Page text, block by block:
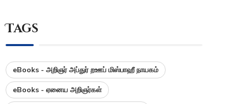
Tags
eBooks - அறிஞர் அப்துர் றஊப் மிஸ்பாஹீ நாயகம்
eBooks - ஏனைய அறிஞர்கள்